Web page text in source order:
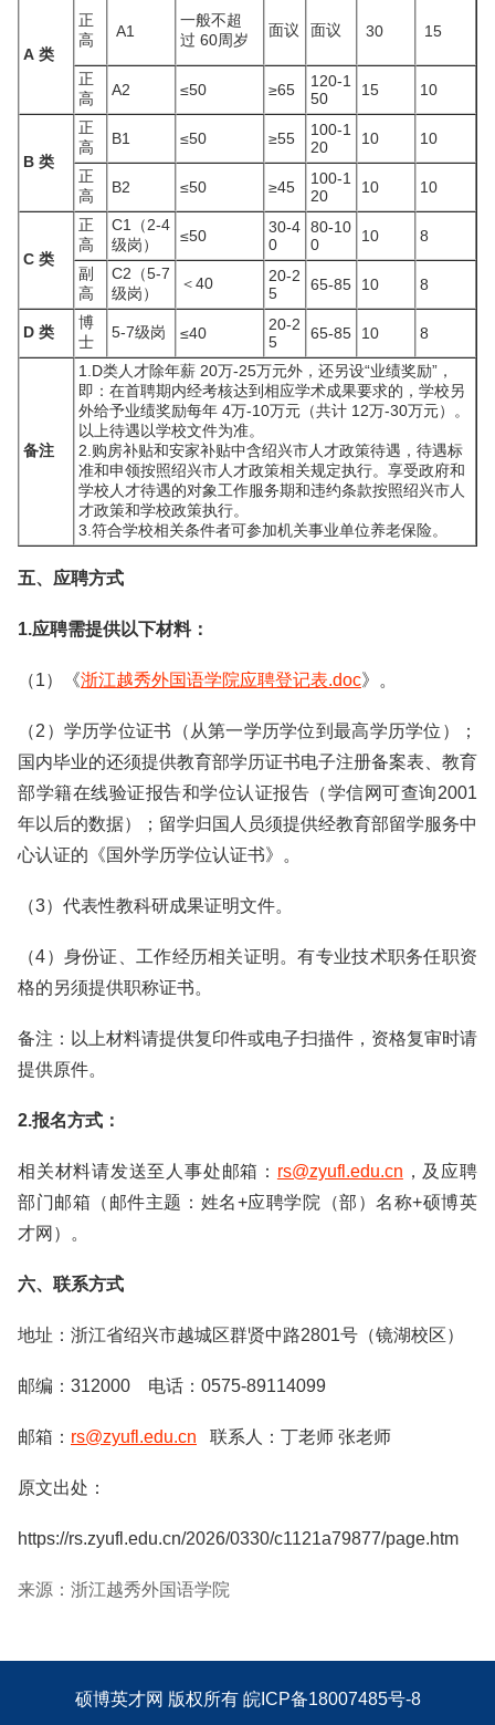
A 类
正
高
A1
一般不超
过 60周岁
面议 面议 30 15
正
高
A2 ≤50 ≥65
120-1
50
15 10
B 类
正
高
B1 ≤50 ≥55
100-1
20
10 10
正
高
B2 ≤50 ≥45
100-1
20
10 10
C 类
正
高
C1（2-4
级岗）
≤50
30-4
0
80-10
0
10 8
副
高
C2（5-7
级岗）
＜40
20-2
5
65-85 10 8
D 类
博
士
5-7级岗 ≤40
20-2
5
65-85 10 8
备注
1.D类人才除年薪 20万-25万元外，还另设“业绩奖励”，
即：在首聘期内经考核达到相应学术成果要求的，学校另
外给予业绩奖励每年 4万-10万元（共计 12万-30万元）。
以上待遇以学校文件为准。
2.购房补贴和安家补贴中含绍兴市人才政策待遇，待遇标
准和申领按照绍兴市人才政策相关规定执行。享受政府和
学校人才待遇的对象工作服务期和违约条款按照绍兴市人
才政策和学校政策执行。
3.符合学校相关条件者可参加机关事业单位养老保险。
五、应聘方式
1.应聘需提供以下材料：
（1）《浙江越秀外国语学院应聘登记表.doc》。
（2）学历学位证书（从第一学历学位到最高学历学位）；
国内毕业的还须提供教育部学历证书电子注册备案表、教育
部学籍在线验证报告和学位认证报告（学信网可查询2001
年以后的数据）；留学归国人员须提供经教育部留学服务中
心认证的《国外学历学位认证书》。
（3）代表性教科研成果证明文件。
（4）身份证、工作经历相关证明。有专业技术职务任职资
格的另须提供职称证书。
备注：以上材料请提供复印件或电子扫描件，资格复审时请
提供原件。
2.报名方式：
相关材料请发送至人事处邮箱： rs@zyufl.edu.cn ，及应聘
部门邮箱（邮件主题：姓名+应聘学院（部）名称+硕博英
才网）。
六、联系方式
地址：浙江省绍兴市越城区群贤中路2801号（镜湖校区）
邮编：312000 电话：0575-89114099
邮箱： rs@zyufl.edu.cn 联系人：丁老师 张老师
原文出处：
https://rs.zyufl.edu.cn/2026/0330/c1121a79877/page.htm
来源：浙江越秀外国语学院
硕博英才网 版权所有 皖ICP备18007485号-8